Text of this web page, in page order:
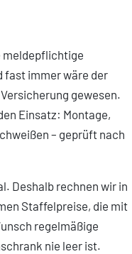
meldepflichtige
fast immer wäre der
gewesen.
Einsatz: Montage,
– geprüft nach
Deshalb rechnen wir in
Staffelpreise, die mit
regelmäßige
nie leer ist.